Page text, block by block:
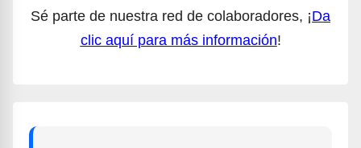
Sé parte de nuestra red de colaboradores, ¡Da
clic aquí para más información!